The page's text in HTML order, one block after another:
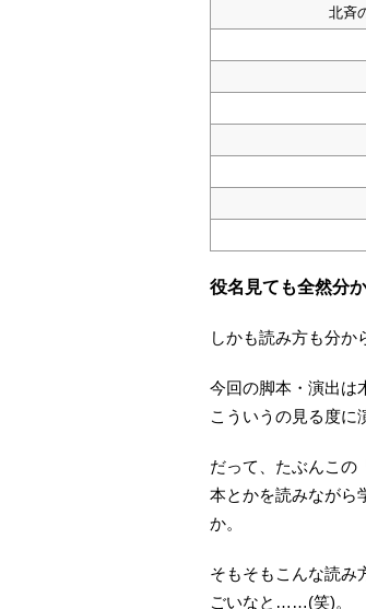
北斉
役名見ても全然分
しかも読み方も分
今回の脚本・演出は
こういうの見る度に
だって、たぶんこの
本とかを読みながら
か。
そもそもこんな読み
ごいなと……(笑)。